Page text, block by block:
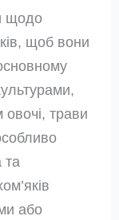
щодо
щоб вони
овочі, трави
та
або